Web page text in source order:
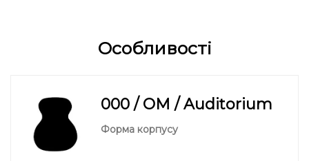
Особливості
000 / OM / Auditorium
Форма корпусу